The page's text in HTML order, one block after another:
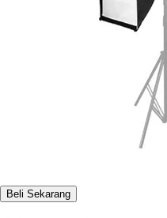
Beli Sekarang